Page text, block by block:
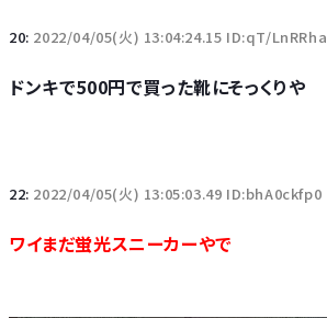
20: 2022/04/05(火) 13:04:24.15 ID:qT/LnRRha
ドンキで500円で買った靴にそっくりや
22: 2022/04/05(火) 13:05:03.49 ID:bhA0ckfp0
ワイまだ蛍光スニーカーやで